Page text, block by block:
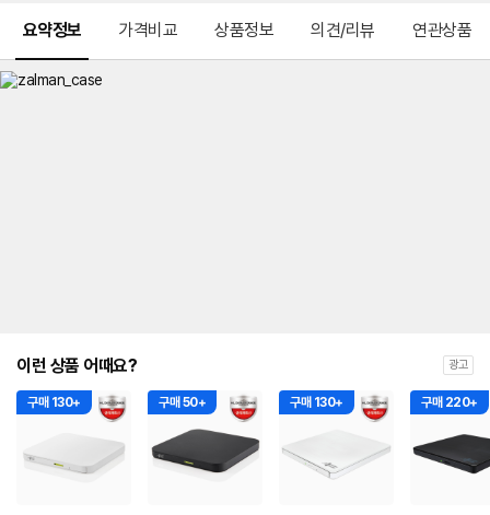
요약정보 가격비교 상품정보 의견/리뷰 연관상품
이런 상품 어때요? 광고
구매 130+ 구매 50+ 구매 130+ 구매 220+